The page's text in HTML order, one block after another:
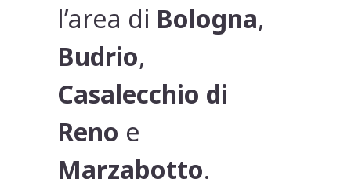
l’area di Bologna,
Budrio,
Casalecchio di
Reno e
Marzabotto.